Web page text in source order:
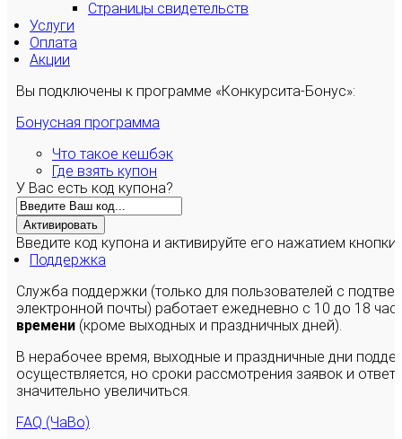
Страницы свидетельств
Услуги
Оплата
Акции
Вы подключены к программе «Конкурсита-Бонус»:
Бонусная программа
Что такое кешбэк
Где взять купон
У Вас есть код купона?
Активировать
Введите код купона и активируйте его нажатием кнопки
Поддержка
Служба поддержки (только для пользователей с
электронной почты) работает ежедневно с 10 до 18
времени (кроме выходных и праздничных дней).
В нерабочее время, выходные и праздничные дни
осуществляется, но сроки рассмотрения заявок и
значительно увеличиться.
FAQ (ЧаВо)